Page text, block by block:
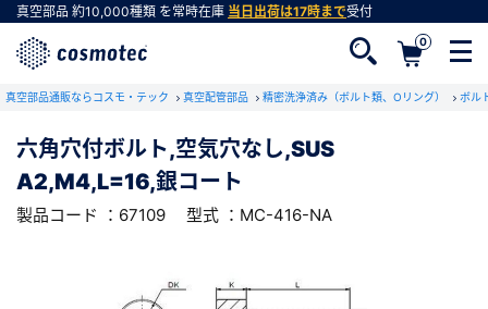
真空部品 約10,000種類 を常時在庫 当日出荷は17時まで受付
0
真空部品通販ならコスモ・テック 真空配管部品 精密洗浄済み（ボルト類、Oリング） ボル
六角穴付ボルト,空気穴なし,SUS
A2,M4,L=16,銀コート
製品コード ：67109 型式 ：MC-416-NA
RoHS2適合報告書のダウンロード
下記製品のRoHS2適合報告書のダウンロードをします。
六角穴付ボルト,空気穴なし,SUS
A2,M4,L=16,銀コート
型式 ：MC-416-NA 製品コード ：67109
会社・学校・研究機関名 必須
会員登録がお済みでない方
会員登録をすれば、便利な機能がご利用いただけ